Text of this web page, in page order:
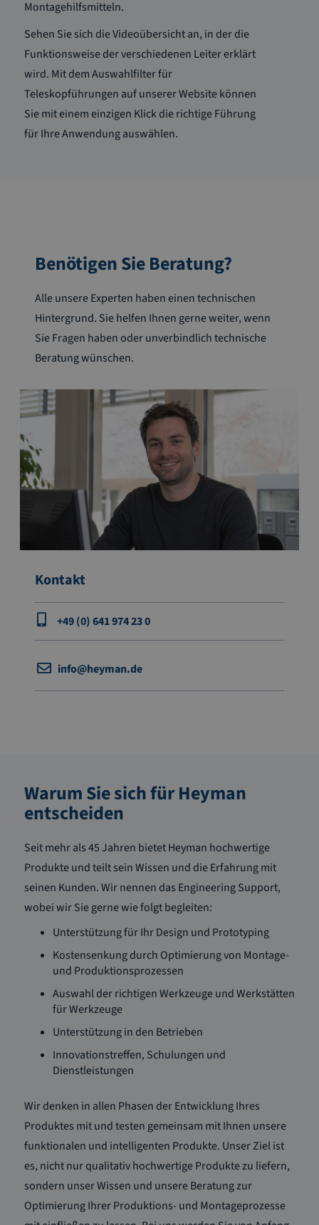
Montagehilfsmitteln.
Sehen Sie sich die Videoübersicht an, in der die
Funktionsweise der verschiedenen Leiter erklärt
wird. Mit dem Auswahlfilter für
Teleskopführungen auf unserer Website können
Sie mit einem einzigen Klick die richtige Führung
für Ihre Anwendung auswählen.
Benötigen Sie Beratung?
Alle unsere Experten haben einen technischen
Hintergrund. Sie helfen Ihnen gerne weiter, wenn
Sie Fragen haben oder unverbindlich technische
Beratung wünschen.
Kontakt
+49 (0) 641 974 23 0
info@heyman.de
Warum Sie sich für Heyman
entscheiden
Seit mehr als 45 Jahren bietet Heyman hochwertige
Produkte und teilt sein Wissen und die Erfahrung mit
seinen Kunden. Wir nennen das Engineering Support,
wobei wir Sie gerne wie folgt begleiten:
Unterstützung für Ihr Design und Prototyping
Kostensenkung durch Optimierung von Montage-
und Produktionsprozessen
Auswahl der richtigen Werkzeuge und Werkstätten
für Werkzeuge
Unterstützung in den Betrieben
Innovationstreffen, Schulungen und
Dienstleistungen
Wir denken in allen Phasen der Entwicklung Ihres
Produktes mit und testen gemeinsam mit Ihnen unsere
funktionalen und intelligenten Produkte. Unser Ziel ist
es, nicht nur qualitativ hochwertige Produkte zu liefern,
sondern unser Wissen und unsere Beratung zur
Optimierung Ihrer Produktions- und Montageprozesse